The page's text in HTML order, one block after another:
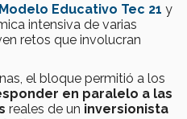
Modelo Educativo Tec 21 y
intensiva de varias
retos que involucran
el bloque permitió a los
en paralelo a las
reales de un inversionista